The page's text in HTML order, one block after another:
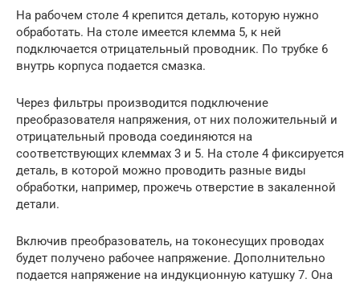
На рабочем столе 4 крепится деталь, которую нужно
обработать. На столе имеется клемма 5, к ней
подключается отрицательный проводник. По трубке 6
внутрь корпуса подается смазка.
Через фильтры производится подключение
преобразователя напряжения, от них положительный и
отрицательный провода соединяются на
соответствующих клеммах 3 и 5. На столе 4 фиксируется
деталь, в которой можно проводить разные виды
обработки, например, прожечь отверстие в закаленной
детали.
Включив преобразователь, на токонесущих проводах
будет получено рабочее напряжение. Дополнительно
подается напряжение на индукционную катушку 7. Она